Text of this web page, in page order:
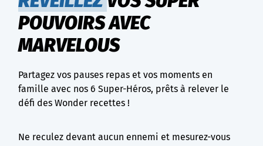
POUVOIRS AVEC
MARVELOUS
Partagez vos pauses repas et vos moments en
famille avec nos 6 Super-Héros, prêts à relever le
défi des Wonder recettes !
Ne reculez devant aucun ennemi et mesurez-vous